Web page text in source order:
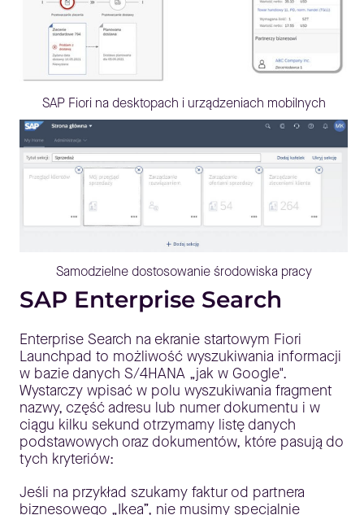
SAP Fiori na desktopach i urządzeniach mobilnych
Samodzielne dostosowanie środowiska pracy
SAP Enterprise Search
Enterprise Search na ekranie startowym Fiori
Launchpad to możliwość wyszukiwania informacji
w bazie danych S/4HANA „jak w Google".
Wystarczy wpisać w polu wyszukiwania fragment
nazwy, część adresu lub numer dokumentu i w
ciągu kilku sekund otrzymamy listę danych
podstawowych oraz dokumentów, które pasują do
tych kryteriów:
Jeśli na przykład szukamy faktur od partnera
biznesowego „Ikea”, nie musimy specjalnie